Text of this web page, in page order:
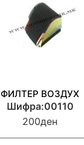
ФИЛТЕР ВОЗДУХ
Шифра:00110
200ден